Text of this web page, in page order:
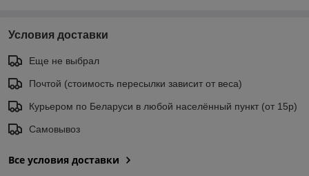
Условия доставки
Еще не выбрал
Почтой (стоимость пересылки зависит от веса)
Курьером по Беларуси в любой населённый пункт (от 15р)
Самовывоз
Все условия доставки